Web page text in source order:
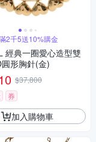
2千5送10%購金
經典一圈愛心造型雙
形胸針(金)
$37,800
券
加入購物車